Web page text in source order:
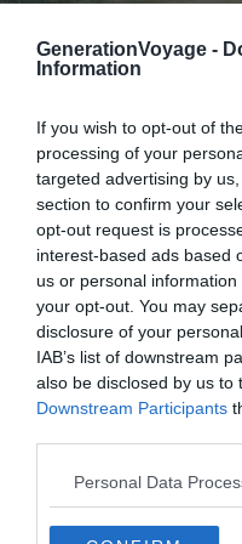
GenerationVoyage -
Information
If you wish to opt-out of
processing of your
targeted advertising by
section to confirm your
opt-out request is
interest-based ads based
us or personal
your opt-out. You may
disclosure of your
IAB’s list of downstream
also be disclosed by us to
Downstream Participants
Personal Data
Niché au cœur des
ce charmant village est
route escarpée qui
sommets.Njegusi est
patrimoine historique,
naissance de Petar II
nationaliste du XIXe
délicieuse gastronomie
découvrirez leberceau
des spécialités telles
prosciutto Njeguski et le
Egalement, des